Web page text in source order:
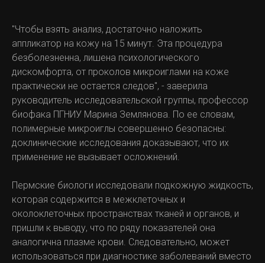
"Чтобы взять анализ, достаточно наложить
аппликатор на кожу на 15 минут. Эта процедура
безболезненна, лишена психологического
дискомфорта, от проколов микроиглами на коже
практически не остается следов", - заверила
руководитель исследовательской группы, профессор
биофака ПГНИУ Марина Землянова. По ее словам,
полимерные микроиглы совершенно безопасны:
доклинические исследования доказывают, что их
применение не вызывает осложнений.
Пермские биологи исследовали подкожную жидкость,
которая содержится в межклеточных и
околоклеточных пространствах тканей и органов, и
пришли к выводу, что по ряду показателей она
аналогична плазме крови. Следовательно, может
использоваться при диагностике заболеваний вместо